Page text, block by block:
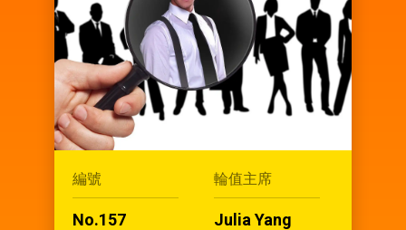
編號
No.157
輪值主席
Julia Yang